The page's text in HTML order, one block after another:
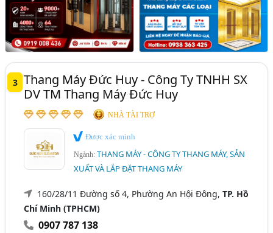
3 Thang Máy Đức Huy - Công Ty TNHH SX
DV TM Thang Máy Đức Huy
NHÀ TÀI TRỢ
Được xác minh
Ngành:THANG MÁY - CÔNG TY THANG MÁY, SẢN
XUẤT VÀ LẮP ĐẶT THANG MÁY
160/28/11 Đường số 4, Phường An Hội Đông,TP. Hồ
Chí Minh (TPHCM)
0907 787 138